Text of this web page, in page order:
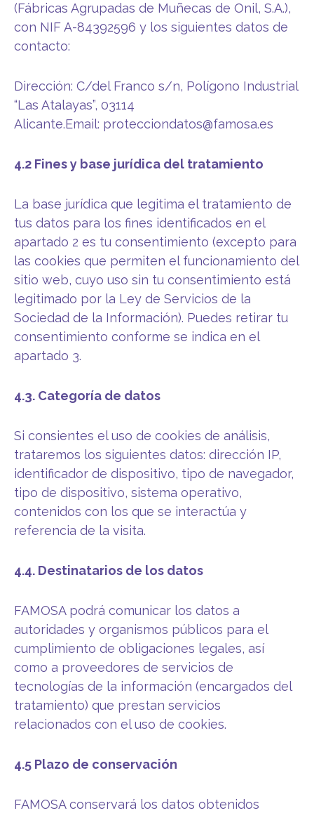
(Fábricas Agrupadas de Muñecas de Onil, S.A.),
con NIF A-84392596 y los siguientes datos de
contacto:
Dirección: C/del Franco s/n, Polígono Industrial
“Las Atalayas”, 03114
Alicante.Email: protecciondatos@famosa.es
4.2 Fines y base jurídica del tratamiento
La base jurídica que legitima el tratamiento de
tus datos para los fines identificados en el
apartado 2 es tu consentimiento (excepto para
las cookies que permiten el funcionamiento del
sitio web, cuyo uso sin tu consentimiento está
legitimado por la Ley de Servicios de la
Sociedad de la Información). Puedes retirar tu
consentimiento conforme se indica en el
apartado 3.
4.3. Categoría de datos
Si consientes el uso de cookies de análisis,
trataremos los siguientes datos: dirección IP,
identificador de dispositivo, tipo de navegador,
tipo de dispositivo, sistema operativo,
contenidos con los que se interactúa y
referencia de la visita.
4.4. Destinatarios de los datos
FAMOSA podrá comunicar los datos a
autoridades y organismos públicos para el
cumplimiento de obligaciones legales, así
como a proveedores de servicios de
tecnologías de la información (encargados del
tratamiento) que prestan servicios
relacionados con el uso de cookies.
4.5 Plazo de conservación
FAMOSA conservará los datos obtenidos